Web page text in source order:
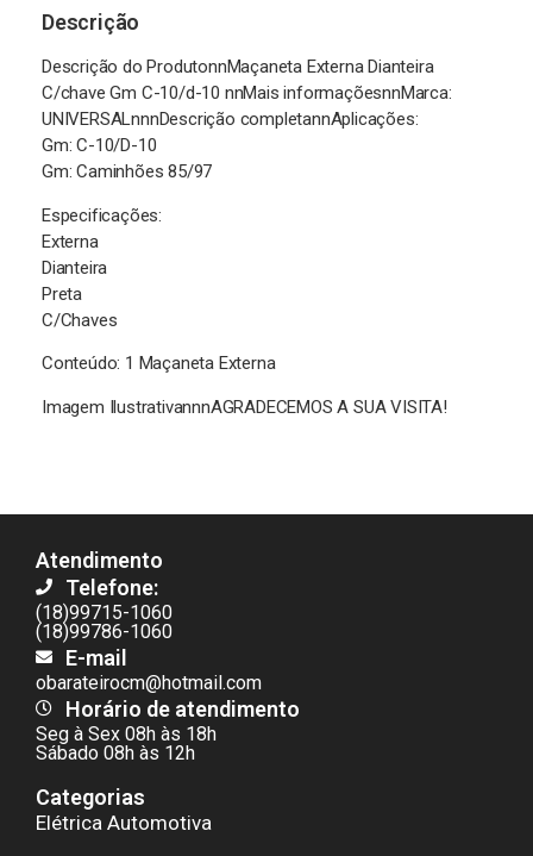
Descrição
Descrição do ProdutonnMaçaneta Externa Dianteira
C/chave Gm C-10/d-10 nnMais informaçõesnnMarca:
UNIVERSALnnnDescrição completannAplicações:
Gm: C-10/D-10
Gm: Caminhões 85/97
Especificações:
Externa
Dianteira
Preta
C/Chaves
Conteúdo: 1 Maçaneta Externa
Imagem IlustrativannnAGRADECEMOS A SUA VISITA!
Atendimento
Telefone:
(18)99715-1060
(18)99786-1060
E-mail
obarateirocm@hotmail.com
Horário de atendimento
Seg à Sex 08h às 18h
Sábado 08h às 12h
Categorias
Elétrica Automotiva